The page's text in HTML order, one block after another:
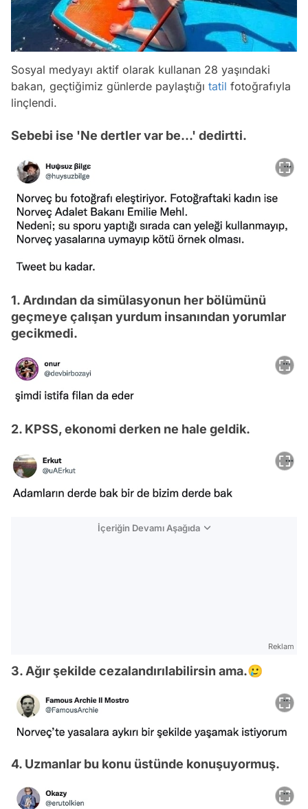
Sosyal medyayı aktif olarak kullanan 28 yaşındaki
bakan, geçtiğimiz günlerde paylaştığı tatil fotoğrafıyla
linçlendi.
Sebebi ise 'Ne dertler var be...' dedirtti.
1. Ardından da simülasyonun her bölümünü
geçmeye çalışan yurdum insanından yorumlar
gecikmedi.
2. KPSS, ekonomi derken ne hale geldik.
İçeriğin Devamı Aşağıda
Reklam
3. Ağır şekilde cezalandırılabilirsin ama.🥲
4. Uzmanlar bu konu üstünde konuşuyormuş.